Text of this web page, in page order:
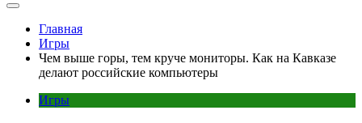
Главная
Игры
Чем выше горы, тем круче мониторы. Как на Кавказе
делают российские компьютеры
Игры